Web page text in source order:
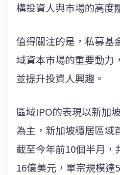
構投資人與市場的高度
值得關注的是，私募基
域資本市場的重要動力
並提升投資人興趣。
區域IPO的表現以新加
為主，新加坡穩居區域
截至今年前10個半月，
16億美元，單宗規模